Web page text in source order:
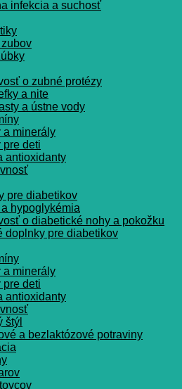
infekcia a suchosť
o zubné protézy
a nite
a ústne vody
a minerály
pre deti
antioxidanty
pre diabetikov
hypoglykémia
o diabetické nohy a pokožku
doplnky pre diabetikov
a minerály
pre deti
antioxidanty
štýl
a bezlaktózové potraviny